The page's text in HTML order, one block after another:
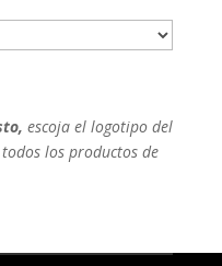
escoja el logotipo del
los productos de